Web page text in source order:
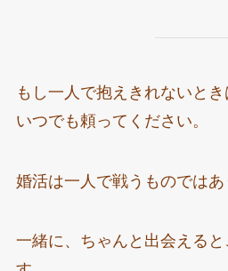
もし一人で抱えきれないとき
いつでも頼ってください。
婚活は一人で戦うものではあ
一緒に、ちゃんと出会える